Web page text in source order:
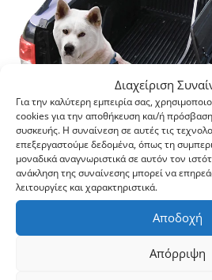
Διαχείριση
Για την καλύτερη εμπειρία σας,
cookies για την αποθήκευση και/ή
συσκευής. Η συναίνεση σε αυτές τις
επεξεργαστούμε δεδομένα, όπως τη
μοναδικά αναγνωριστικά σε αυτόν τον
ανάκληση της συναίνεσης μπορεί να
λειτουργίες και χαρακτηριστικά.
Αποδοχή
Απόρριψη
ΧΕΙΡΟΠΟΙΗΤΕΣ
"DOG